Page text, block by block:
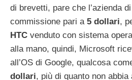
di brevetti, pare che l’azienda
commissione pari a5 dollari,
HTC venduto con sistema
alla mano, quindi, Microsoft
all’OS di Google, qualcosa
dollari, più di quanto non abbia